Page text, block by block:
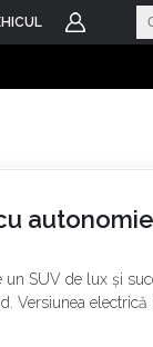
un SUV de lux și
Versiunea